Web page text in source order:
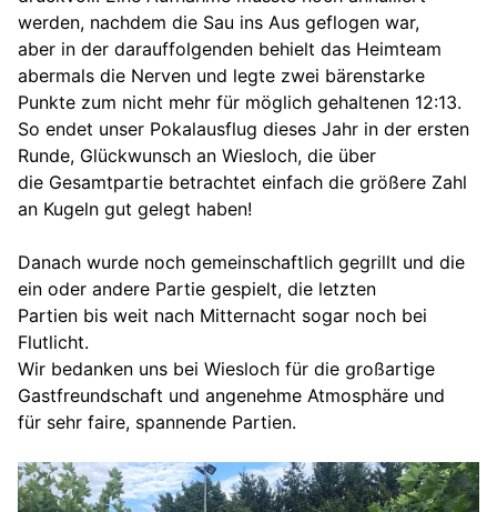
werden, nachdem die Sau ins Aus geflogen war,
aber in der darauffolgenden behielt das Heimteam
abermals die Nerven und legte zwei bärenstarke
Punkte zum nicht mehr für möglich gehaltenen 12:13.
So endet unser Pokalausflug dieses Jahr in der ersten
Runde, Glückwunsch an Wiesloch, die über
die Gesamtpartie betrachtet einfach die größere Zahl
an Kugeln gut gelegt haben!
Danach wurde noch gemeinschaftlich gegrillt und die
ein oder andere Partie gespielt, die letzten
Partien bis weit nach Mitternacht sogar noch bei
Flutlicht.
Wir bedanken uns bei Wiesloch für die großartige
Gastfreundschaft und angenehme Atmosphäre und
für sehr faire, spannende Partien.